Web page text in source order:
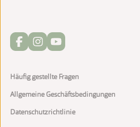
Häufig gestellte Fragen
Allgemeine Geschäftsbedingungen
Datenschutzrichtlinie